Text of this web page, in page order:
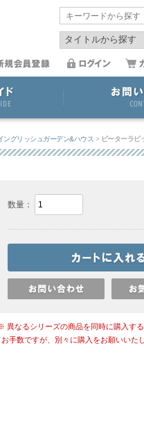
グリッシュガーデン&ハウス > ピーターラビ
数量：
異なるシリーズの商品を同時に購入する
お手数ですが、別々に購入をお願いいた